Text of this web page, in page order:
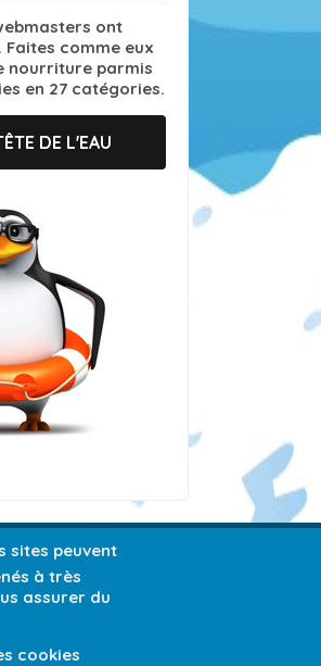
ont
comme eux
nourriture parmis
en 27 catégories.
DE L'EAU
sites peuvent
à très
assurer du
cookies